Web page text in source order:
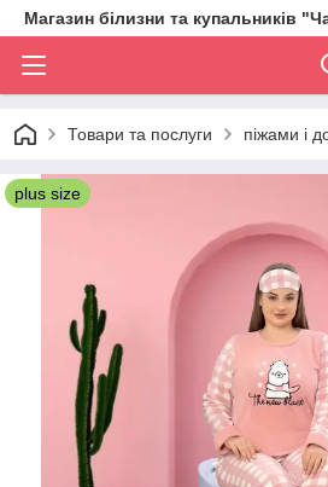
Магазин білизни та купальників
Товари та послуги піжами і
plus size